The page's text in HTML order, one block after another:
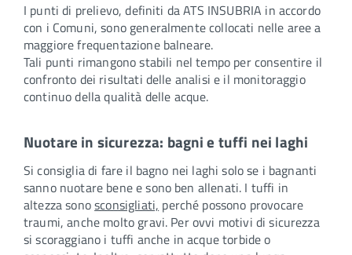
I punti di prelievo, definiti da ATS INSUBRIA in accordo
con i Comuni, sono generalmente collocati nelle aree a
maggiore frequentazione balneare.
Tali punti rimangono stabili nel tempo per consentire il
confronto dei risultati delle analisi e il monitoraggio
continuo della qualità delle acque.
Nuotare in sicurezza: bagni e tuffi nei laghi
Si consiglia di fare il bagno nei laghi solo se i bagnanti
sanno nuotare bene e sono ben allenati. I tuffi in
altezza sonosconsigliati, perché possono provocare
traumi, anche molto gravi. Per ovvi motivi di sicurezza
si scoraggiano i tuffi anche in acque torbide o